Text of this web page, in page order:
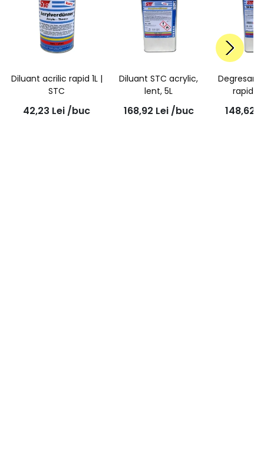
Diluant acrilic rapid 1L |
STC
42,23 Lei /buc
Diluant STC acrylic,
lent, 5L
168,92 Lei /buc
rapid
148,62